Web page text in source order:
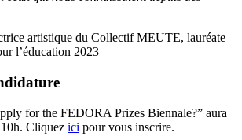
artistique du Collectif MEUTE, lauréate
l’éducation 2023
for the FEDORA Prizes Biennale?” aura
Cliquez ici pour vous inscrire.